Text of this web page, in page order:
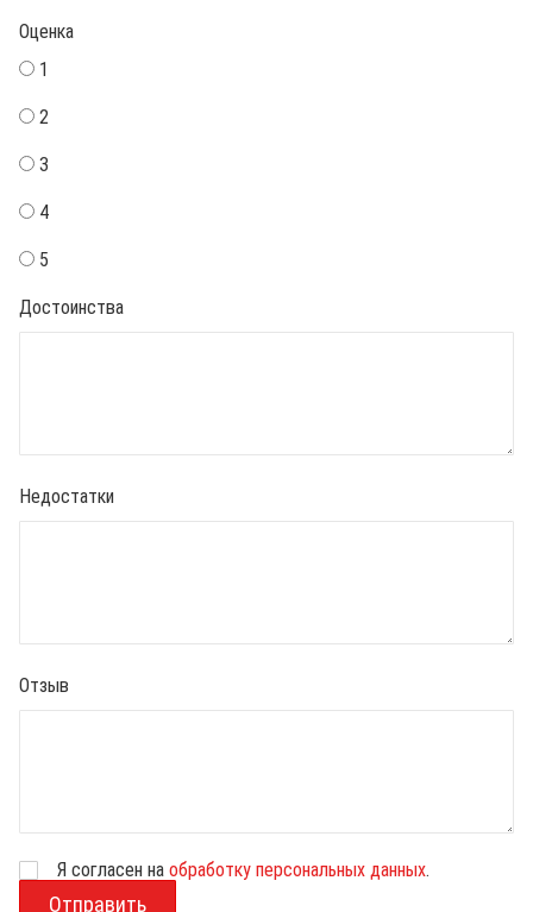
Оценка
1
2
3
4
5
Достоинства
Недостатки
Отзыв
Я согласен на обработку персональных данных.